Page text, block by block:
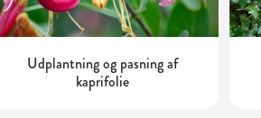
Udplantning og pasning af
kaprifolie